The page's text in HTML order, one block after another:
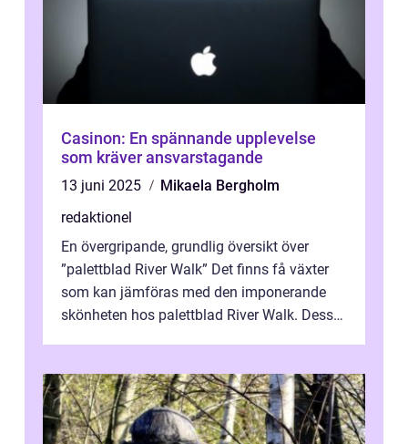
Casinon: En spännande upplevelse
som kräver ansvarstagande
13 juni 2025
Mikaela Bergholm
redaktionel
En övergripande, grundlig översikt över
”palettblad River Walk” Det finns få växter
som kan jämföras med den imponerande
skönheten hos palettblad River Walk. Dess